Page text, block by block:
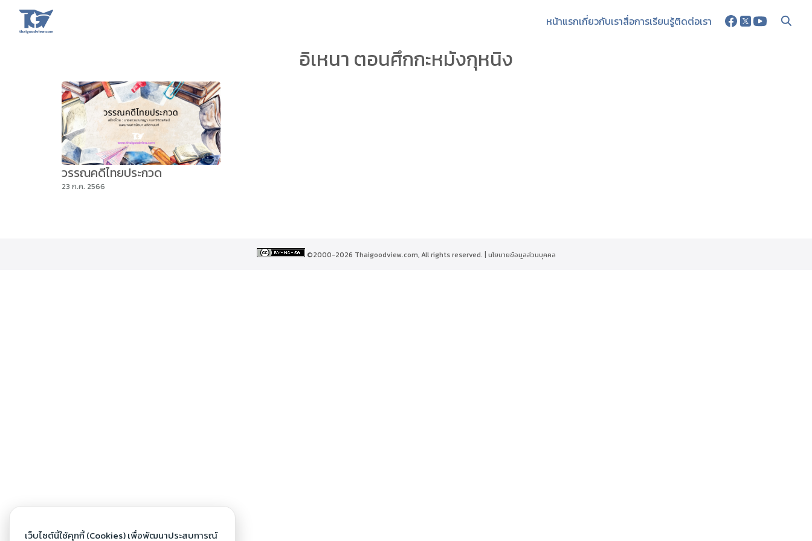
content
หน้าแรกเกี่ยวกับเราสื่อการเรียนรู้ติดต่อเรา
อิเหนา ตอนศึกกะหมังกุหนิง
วรรณคดีไทยประกวด
23 ก.ค. 2566
©2000-2026 Thaigoodview.com, All rights reserved. | นโยบายข้อมูลส่วนบุคคล
เว็บไซต์นี้ใช้คุกกี้ (Cookies) เพื่อพัฒนาประสบการณ์